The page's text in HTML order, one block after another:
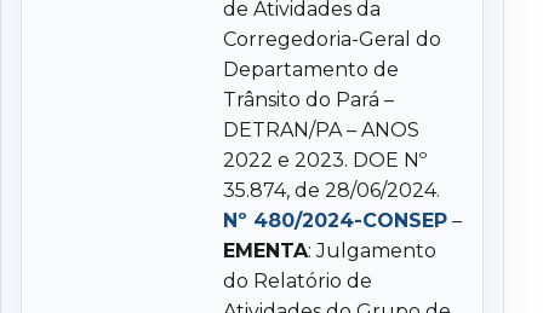
de Atividades da
Corregedoria-Geral do
Departamento de
Trânsito do Pará –
DETRAN/PA – ANOS
2022 e 2023. DOE Nº
35.874, de 28/06/2024.
Nº 480/2024-CONSEP –
EMENTA: Julgamento
do Relatório de